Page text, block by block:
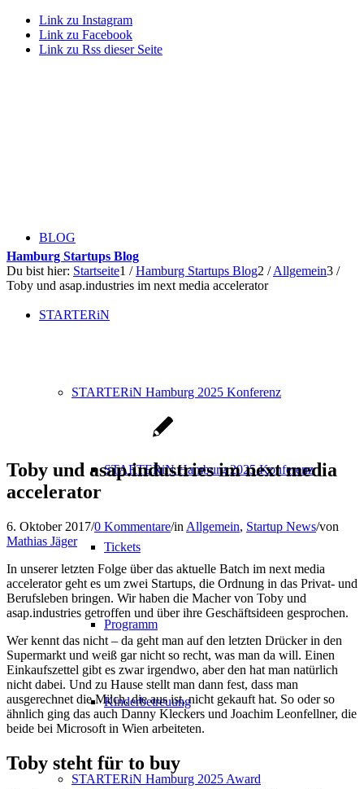
Link zu Instagram
Link zu Facebook
Link zu Rss dieser Seite
BLOG
STARTERiN
STARTERiN Hamburg 2025 Konferenz
STARTERiN Hamburg 2025 Konferenz
Tickets
Programm
Kinderbetreuung
STARTERiN Hamburg 2025 Award
Hamburg Startups Blog
Du bist hier: Startseite1 / Hamburg Startups Blog2 / Allgemein3 /
Toby und asap.industries im next media accelerator
Toby und asap.industries im next media
accelerator
6. Oktober 2017/0 Kommentare/in Allgemein, Startup News/von
Mathias Jäger
In unserer letzten Folge über das aktuelle Batch im next media
accelerator geht es um zwei Startups, die Ordnung in das Privat- und
Berufsleben bringen. Wir haben die Macher von Toby und
asap.industries getroffen und über ihre Geschäftsideen gesprochen.
Wer kennt das nicht – da geht man auf den letzten Drücker in den
Supermarkt und weiß gar nicht so recht, was man da will. Einen
Einkaufszettel gibt es zwar irgendwo, aber den hat man natürlich
nicht dabei. Und zu Hause stellt man dann fest, dass man
ausgerechnet die Milch, die aus ist, nicht gekauft hat. So oder so
ähnlich ging das auch Danny Kleckers und Joachim Leonfellner, die
beide bei Microsoft in Wien arbeiteten.
Toby steht für to buy